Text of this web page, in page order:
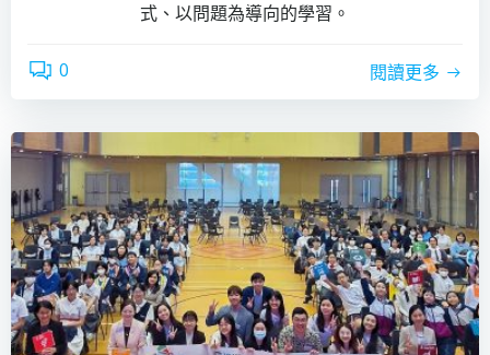
式、以問題為導向的學習。
0 閱讀更多